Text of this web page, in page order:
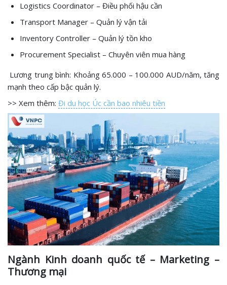
Logistics Coordinator – Điều phối hậu cần
Transport Manager – Quản lý vận tải
Inventory Controller – Quản lý tồn kho
Procurement Specialist – Chuyên viên mua hàng
Lương trung bình: Khoảng 65.000 – 100.000 AUD/năm, tăng
mạnh theo cấp bậc quản lý.
>> Xem thêm: Đi du học Úc cần bao nhiêu tiền
Ngành Kinh doanh quốc tế – Marketing –
Thương mại